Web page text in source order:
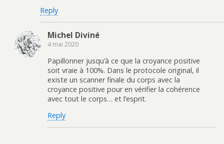
Reply
Michel Diviné
4 mai 2020
Papillonner jusqu’à ce que la croyance positive
soit vraie à 100%. Dans le protocole original, il
existe un scanner finale du corps avec la
croyance positive pour en vérifier la cohérence
avec tout le corps… et l’esprit.
Reply